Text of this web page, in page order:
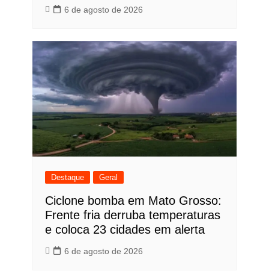
6 de agosto de 2026
Destaque Geral
Ciclone bomba em Mato Grosso:
Frente fria derruba temperaturas
e coloca 23 cidades em alerta
6 de agosto de 2026